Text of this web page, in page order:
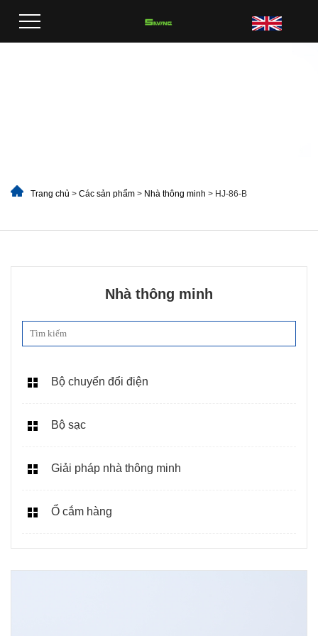
Trang chủ > Các sản phẩm > Nhà thông minh > HJ-86-B
Nhà thông minh
Bộ chuyển đổi điện
Bộ sạc
Giải pháp nhà thông minh
Ổ cắm hàng